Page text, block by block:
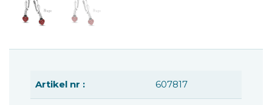
Artikel nr : 607817